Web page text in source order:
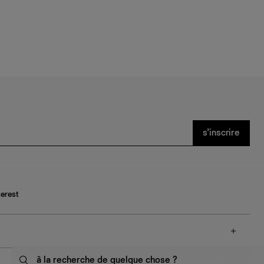
à la recherche de quelque chose ?
s’inscrire